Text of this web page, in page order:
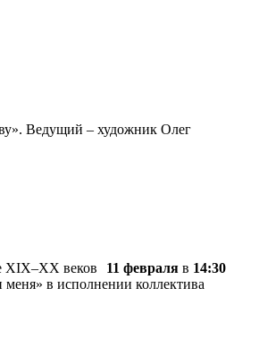
Ведущий – художник Олег
11 февраля в 14:30
в исполнении коллектива